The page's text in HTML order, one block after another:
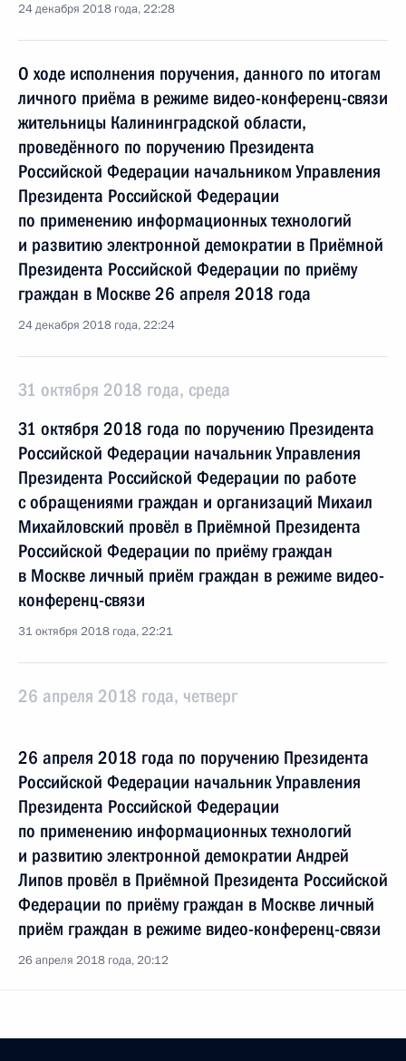
24 декабря 2018 года, 22:28
О ходе исполнения поручения, данного по итогам
личного приёма в режиме видео-конференц-связи
жительницы Калининградской области,
проведённого по поручению Президента
Российской Федерации начальником Управления
Президента Российской Федерации
по применению информационных технологий
и развитию электронной демократии в Приёмной
Президента Российской Федерации по приёму
граждан в Москве 26 апреля 2018 года
24 декабря 2018 года, 22:24
31 октября 2018 года, среда
31 октября 2018 года по поручению Президента
Российской Федерации начальник Управления
Президента Российской Федерации по работе
с обращениями граждан и организаций Михаил
Михайловский провёл в Приёмной Президента
Российской Федерации по приёму граждан
в Москве личный приём граждан в режиме видео-
конференц-связи
31 октября 2018 года, 22:21
26 апреля 2018 года, четверг
26 апреля 2018 года по поручению Президента
Российской Федерации начальник Управления
Президента Российской Федерации
по применению информационных технологий
и развитию электронной демократии Андрей
Липов провёл в Приёмной Президента Российской
Федерации по приёму граждан в Москве личный
приём граждан в режиме видео-конференц-связи
26 апреля 2018 года, 20:12